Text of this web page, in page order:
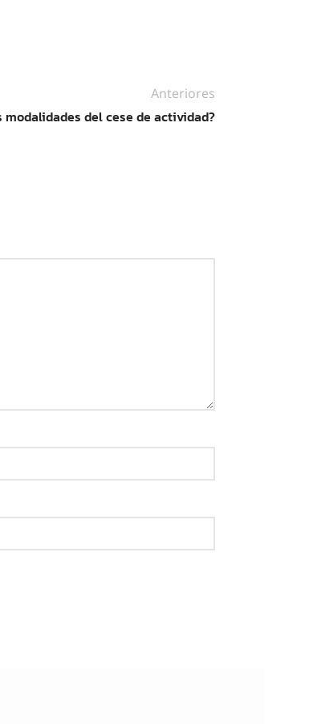
Anteriores
modalidades del cese de actividad?